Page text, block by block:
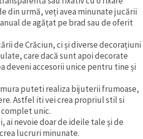
din urmă, veți avea minunate jucării
de agățat pe brad sau de oferit
de Crăciun, ci și diverse decorațiuni
care dacă sunt apoi decorate
deveni accesorii unice pentru tine și
puteti realiza bijuterii frumoase,
Astfel iti vei crea propriul stil si
unic.
ai nevoie doar de ideile tale și de
lucruri minunate.